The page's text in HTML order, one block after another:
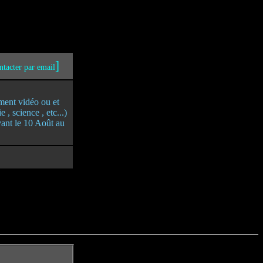
par email]
vidéo ou et
, science , etc...)
le 10 Août au